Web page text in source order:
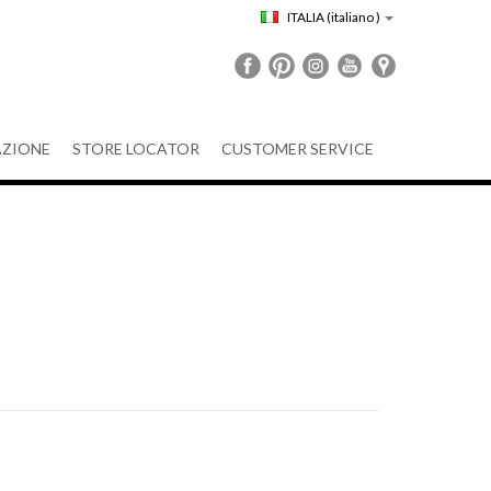
ITALIA(italiano )
STORE LOCATOR CUSTOMER SERVICE